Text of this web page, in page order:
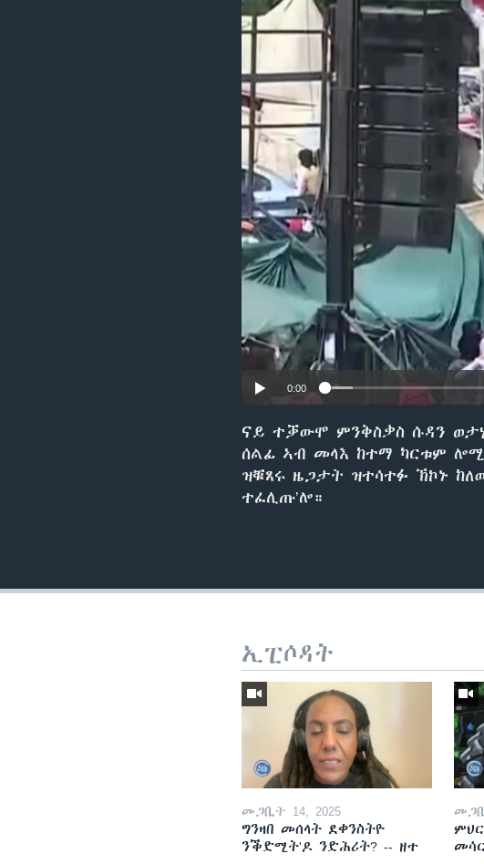
0:00
ናይ ተቓውሞ ምንቅስቃስ ሱዳን
ሰልፊ ኣብ መላእ ከተማ ካርቱም
ዝቑጸሩ ዜጋታት ዝተሳተፉ ኽኮኑ
ተፈሊጡ’ሎ።
ኢፒሶዳት
መጋቢት 14, 2025
ግንዛበ መሰላት ደቀንስትዮ
ንቕድሚት'ዶ ንድሕሪት? -- ዘተ